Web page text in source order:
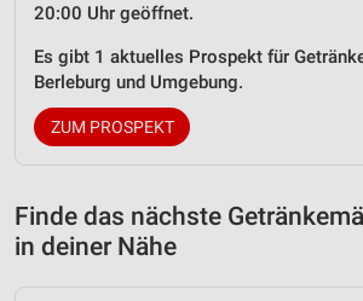
20:00 Uhr geöffnet.
Es gibt 1 aktuelles Prospekt für
Berleburg und Umgebung.
ZUM PROSPEKT
Finde das nächste
in deiner Nähe